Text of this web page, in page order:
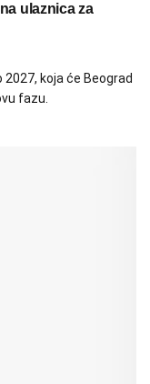
ulaznica za
koja će Beograd
fazu.